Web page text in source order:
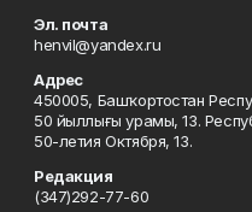
Эл. почта
henvil@yandex.ru
Адрес
450005, Башҡортостан
50 йыллығы урамы, 13.
50-летия Октября, 13.
Редакция
(347)292-77-60